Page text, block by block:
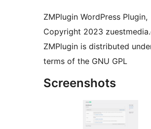
ZMPlugin WordPress Plugin,
Copyright 2023
ZMPlugin is distributed
terms of the GNU GPL
Screenshots